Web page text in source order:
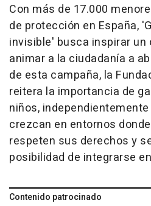
Con más de 17.000
de protección en España,
invisible' busca inspirar un
animar a la ciudadanía a
de esta campaña, la
reitera la importancia de
niños,
crezcan en entornos
respeten sus derechos y
posibilidad de integrarse
Contenido patrocinado